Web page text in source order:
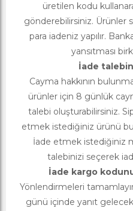
üretilen kodu
gönderebilirsiniz. Ürünler
para iadeniz yapılır.
yansıtması
İade
Cayma hakkının
ürünler için 8 günlük
talebi oluşturabilirsiniz.
etmek istediğiniz ürünü
İade etmek istediğiniz
talebinizi seçerek
İade kargo
Yönlendirmeleri
günü içinde yanıt